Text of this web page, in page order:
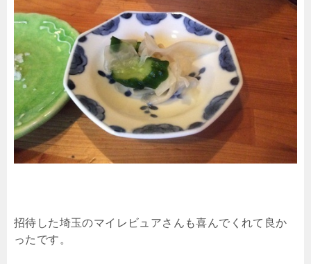
招待した埼玉のマイレビュアさんも喜んでくれて良か
ったです。